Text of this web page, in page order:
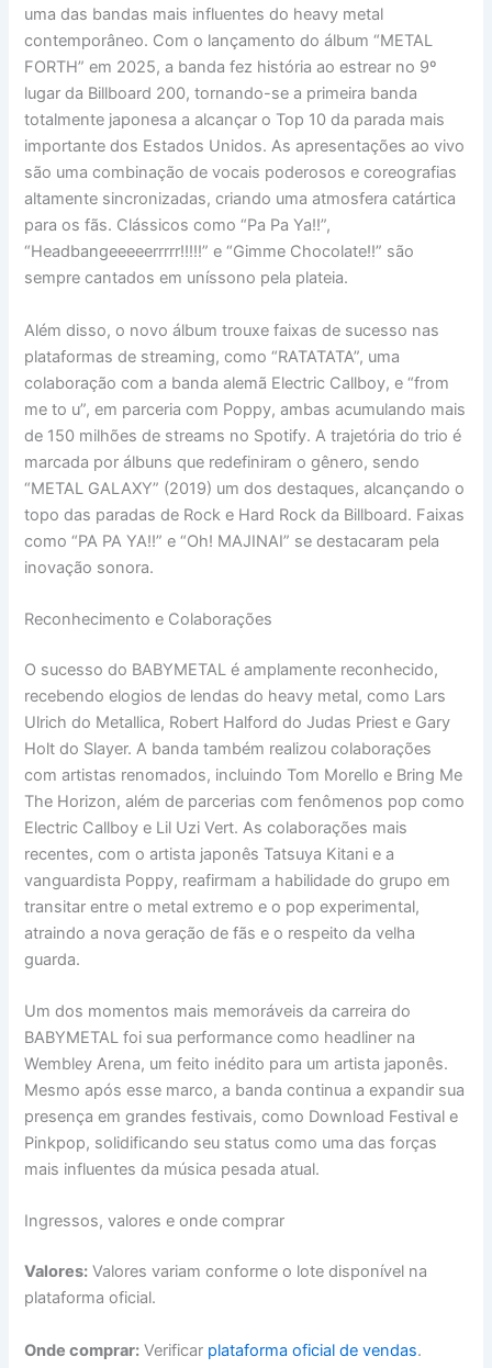
uma das bandas mais influentes do heavy metal
contemporâneo. Com o lançamento do álbum “METAL
FORTH” em 2025, a banda fez história ao estrear no 9º
lugar da Billboard 200, tornando-se a primeira banda
totalmente japonesa a alcançar o Top 10 da parada mais
importante dos Estados Unidos. As apresentações ao vivo
são uma combinação de vocais poderosos e coreografias
altamente sincronizadas, criando uma atmosfera catártica
para os fãs. Clássicos como “Pa Pa Ya!!”,
“Headbangeeeeerrrrr!!!!!” e “Gimme Chocolate!!” são
sempre cantados em uníssono pela plateia.
Além disso, o novo álbum trouxe faixas de sucesso nas
plataformas de streaming, como “RATATATA”, uma
colaboração com a banda alemã Electric Callboy, e “from
me to u”, em parceria com Poppy, ambas acumulando mais
de 150 milhões de streams no Spotify. A trajetória do trio é
marcada por álbuns que redefiniram o gênero, sendo
“METAL GALAXY” (2019) um dos destaques, alcançando o
topo das paradas de Rock e Hard Rock da Billboard. Faixas
como “PA PA YA!!” e “Oh! MAJINAI” se destacaram pela
inovação sonora.
Reconhecimento e Colaborações
O sucesso do BABYMETAL é amplamente reconhecido,
recebendo elogios de lendas do heavy metal, como Lars
Ulrich do Metallica, Robert Halford do Judas Priest e Gary
Holt do Slayer. A banda também realizou colaborações
com artistas renomados, incluindo Tom Morello e Bring Me
The Horizon, além de parcerias com fenômenos pop como
Electric Callboy e Lil Uzi Vert. As colaborações mais
recentes, com o artista japonês Tatsuya Kitani e a
vanguardista Poppy, reafirmam a habilidade do grupo em
transitar entre o metal extremo e o pop experimental,
atraindo a nova geração de fãs e o respeito da velha
guarda.
Um dos momentos mais memoráveis da carreira do
BABYMETAL foi sua performance como headliner na
Wembley Arena, um feito inédito para um artista japonês.
Mesmo após esse marco, a banda continua a expandir sua
presença em grandes festivais, como Download Festival e
Pinkpop, solidificando seu status como uma das forças
mais influentes da música pesada atual.
Ingressos, valores e onde comprar
Valores: Valores variam conforme o lote disponível na
plataforma oficial.
Onde comprar: Verificar plataforma oficial de vendas.